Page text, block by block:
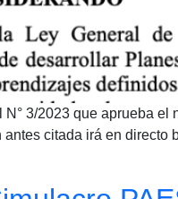
3/2023 que aprueba
citada irá en